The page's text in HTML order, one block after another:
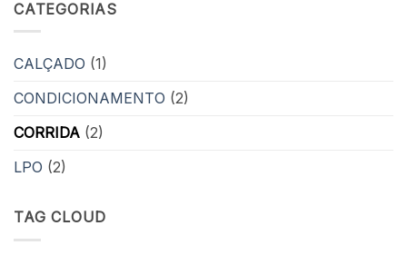
CATEGORIAS
CALÇADO (1)
CONDICIONAMENTO (2)
CORRIDA (2)
LPO (2)
TAG CLOUD